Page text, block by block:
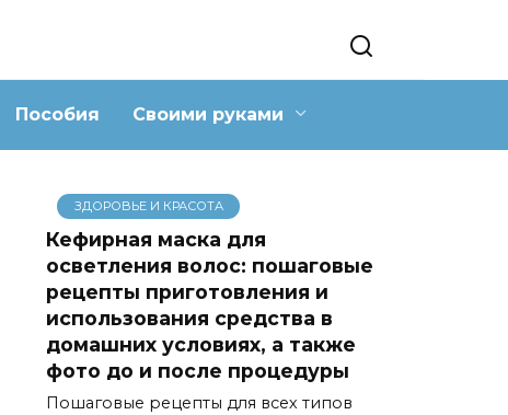
Пособия Своими руками
ЗДОРОВЬЕ И КРАСОТА
Кефирная маска для
осветления волос: пошаговые
рецепты приготовления и
использования средства в
домашних условиях, а также
фото до и после процедуры
Пошаговые рецепты для всех типов